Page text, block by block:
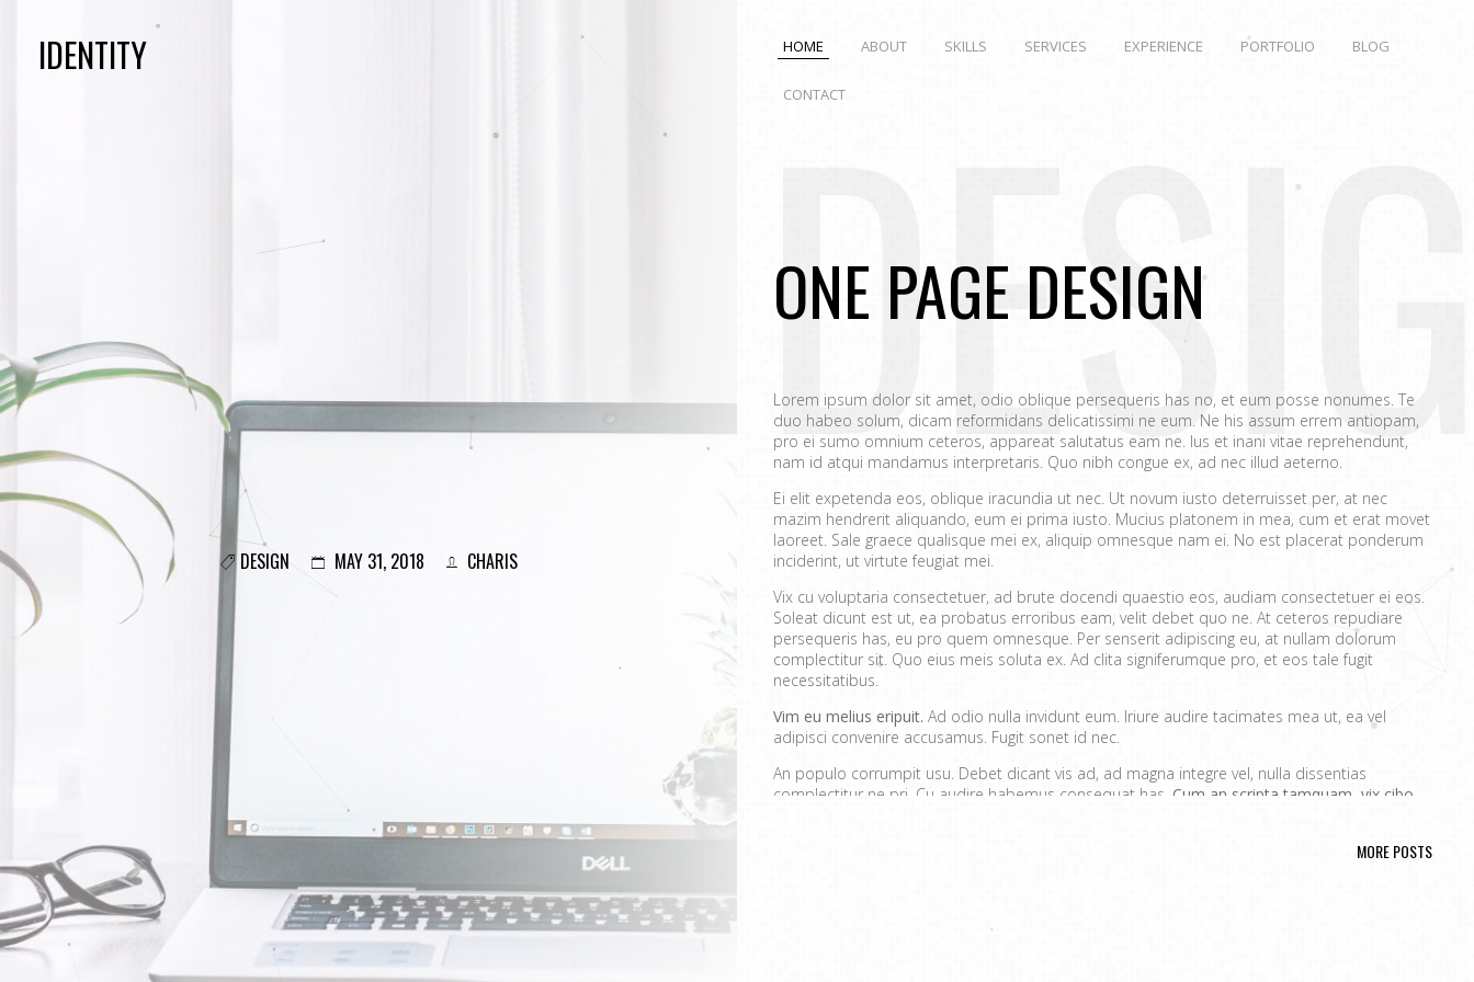
IDENTITY
DESIGN MAY 31, 2018 CHARIS
HOME ABOUT SKILLS SERVICES EXPERIENCE PORTFOLIO BLOG
CONTACT
ONE PAGE DESIGN
Lorem ipsum dolor sit amet, odio oblique persequeris has no, et eum posse nonumes. Te
duo habeo solum, dicam reformidans delicatissimi ne eum. Ne his assum errem antiopam,
pro ei sumo omnium ceteros, appareat salutatus eam ne. Ius et inani vitae reprehendunt,
nam id atqui mandamus interpretaris. Quo nibh congue ex, ad nec illud aeterno.
Ei elit expetenda eos, oblique iracundia ut nec. Ut novum iusto deterruisset per, at nec
mazim hendrerit aliquando, eum ei prima iusto. Mucius platonem in mea, cum et erat movet
laoreet. Sale graece qualisque mei ex, aliquip omnesque nam ei. No est placerat ponderum
inciderint, ut virtute feugiat mei.
Vix cu voluptaria consectetuer, ad brute docendi quaestio eos, audiam consectetuer ei eos.
Soleat dicunt est ut, ea probatus erroribus eam, velit debet quo ne. At ceteros repudiare
persequeris has, eu pro quem omnesque. Per senserit adipiscing eu, at nullam dolorum
complectitur sit. Quo eius meis soluta ex. Ad clita signiferumque pro, et eos tale fugit
necessitatibus.
Vim eu melius eripuit. Ad odio nulla invidunt eum. Iriure audire tacimates mea ut, ea vel
adipisci convenire accusamus. Fugit sonet id nec.
An populo corrumpit usu. Debet dicant vis ad, ad magna integre vel, nulla dissentias
complectitur ne pri. Cu audire habemus consequat has. Cum an scripta tamquam, vix cibo
Sit errem admodum quaerendum ut, pri animal option senserit te.
MORE POSTS